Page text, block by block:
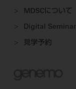
MDSCについて
Digital Seminar
見学予約